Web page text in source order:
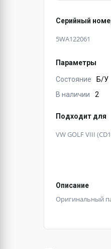
Серийный
5WA122061
Параметры
Состояние
Б/У
В наличии
2
Подходит для
VW GOLF VIII
Описание
Оригинальный